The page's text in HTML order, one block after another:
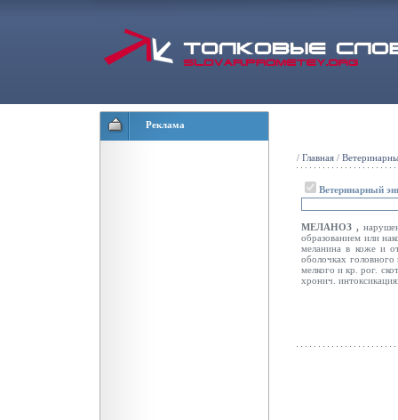
Реклама
/ Главная /
Ветеринарный
МЕЛАНОЗ ,
образованием или
меланина в коже и
оболочках
мелкого и кр. рог.
хронич.